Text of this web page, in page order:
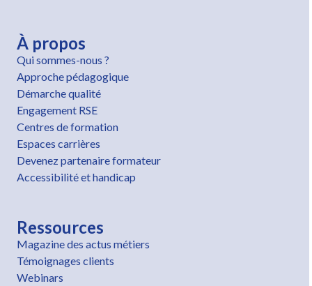
À propos
Qui sommes-nous ?
Approche pédagogique
Démarche qualité
Engagement RSE
Centres de formation
Espaces carrières
Devenez partenaire formateur
Accessibilité et handicap
Ressources
Magazine des actus métiers
Témoignages clients
Webinars